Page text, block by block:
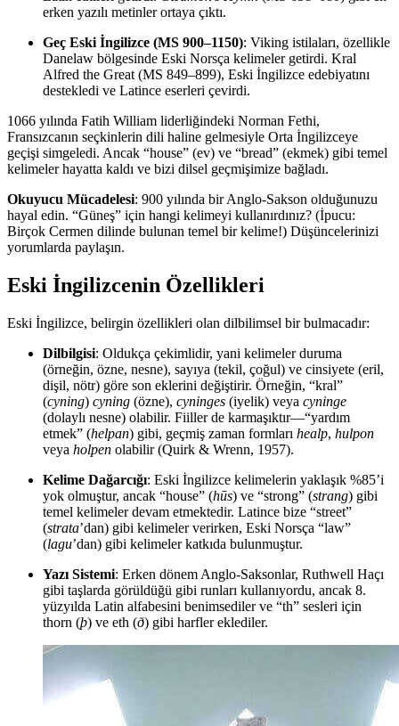
erken yazılı metinler ortaya çıktı.
Geç Eski İngilizce (MS 900–1150): Viking istilaları, özellikle
Danelaw bölgesinde Eski Norsça kelimeler getirdi. Kral
Alfred the Great (MS 849–899), Eski İngilizce edebiyatını
destekledi ve Latince eserleri çevirdi.
1066 yılında Fatih William liderliğindeki Norman Fethi,
Fransızcanın seçkinlerin dili haline gelmesiyle Orta İngilizceye
geçişi simgeledi. Ancak “house” (ev) ve “bread” (ekmek) gibi temel
kelimeler hayatta kaldı ve bizi dilsel geçmişimize bağladı.
Okuyucu Mücadelesi: 900 yılında bir Anglo-Sakson olduğunuzu
hayal edin. “Güneş” için hangi kelimeyi kullanırdınız? (İpucu:
Birçok Cermen dilinde bulunan temel bir kelime!) Düşüncelerinizi
yorumlarda paylaşın.
Eski İngilizcenin Özellikleri
Eski İngilizce, belirgin özellikleri olan dilbilimsel bir bulmacadır:
Dilbilgisi: Oldukça çekimlidir, yani kelimeler duruma
(örneğin, özne, nesne), sayıya (tekil, çoğul) ve cinsiyete (eril,
dişil, nötr) göre son eklerini değiştirir. Örneğin, “kral”
(cyning) cyning (özne), cyninges (iyelik) veya cyninge
(dolaylı nesne) olabilir. Fiiller de karmaşıktır—“yardım
etmek” (helpan) gibi, geçmiş zaman formları healp, hulpon
veya holpen olabilir (Quirk & Wrenn, 1957).
Kelime Dağarcığı: Eski İngilizce kelimelerin yaklaşık %85’i
yok olmuştur, ancak “house” (hūs) ve “strong” (strang) gibi
temel kelimeler devam etmektedir. Latince bize “street”
(strata’dan) gibi kelimeler verirken, Eski Norsça “law”
(lagu’dan) gibi kelimeler katkıda bulunmuştur.
Yazı Sistemi: Erken dönem Anglo-Saksonlar, Ruthwell Haçı
gibi taşlarda görüldüğü gibi runları kullanıyordu, ancak 8.
yüzyılda Latin alfabesini benimsediler ve “th” sesleri için
thorn (þ) ve eth (ð) gibi harfler eklediler.